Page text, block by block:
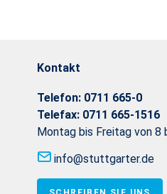
Kontakt
Telefon: 0711 665-0
Telefax: 0711 665-1516
Montag bis Freitag von 8
info@stuttgarter.de